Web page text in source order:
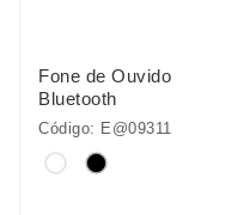
Fone de Ouvido
Bluetooth
Código: E@09311